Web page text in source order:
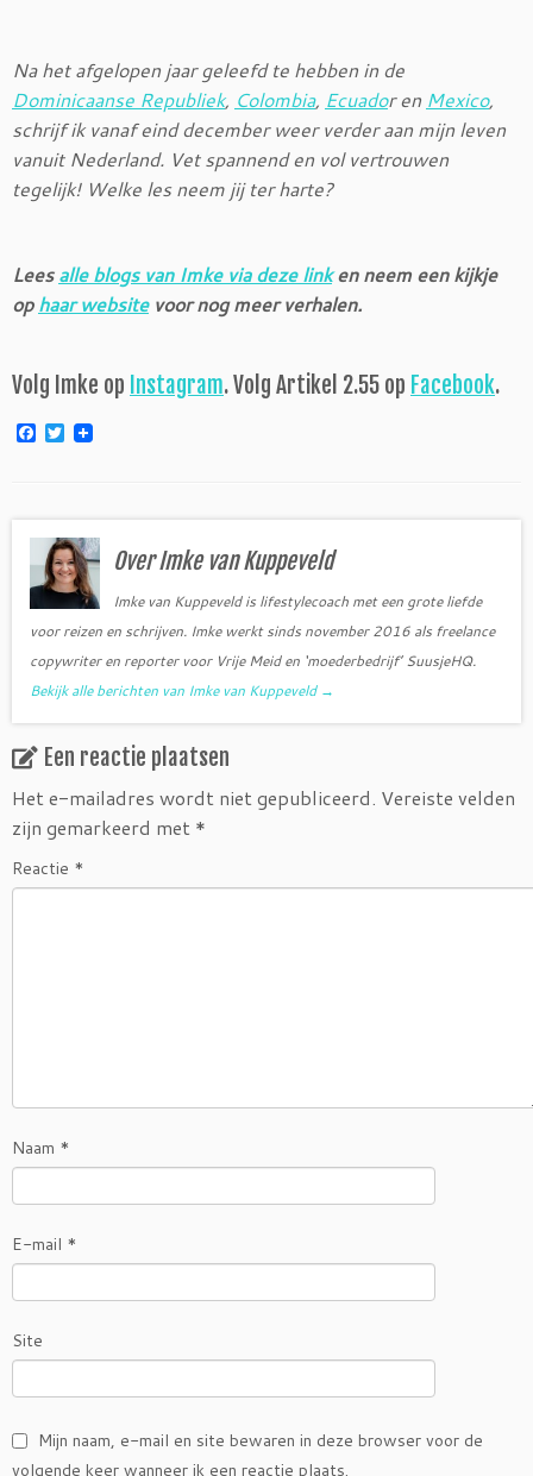
Na het afgelopen jaar geleefd te hebben in de
Dominicaanse Republiek, Colombia, Ecuador en Mexico,
schrijf ik vanaf eind december weer verder aan mijn leven
vanuit Nederland. Vet spannend en vol vertrouwen
tegelijk! Welke les neem jij ter harte?
Leesalle blogs van Imke via deze linken neem een kijkje
ophaar websitevoor nog meer verhalen.
Volg Imke op Instagram. Volg Artikel 2.55 op Facebook.
F
o
o
k
T
w
e
r
Over Imke van Kuppeveld
Imke van Kuppeveld is lifestylecoach met een grote liefde
voor reizen en schrijven. Imke werkt sinds november 2016 als freelance
copywriter en reporter voor Vrije Meid en ‘moederbedrijf’ SuusjeHQ.
Bekijk alle berichten van Imke van Kuppeveld →
Een reactie plaatsen
Het e-mailadres wordt niet gepubliceerd. Vereiste velden
zijn gemarkeerd met *
Reactie *
Naam *
E-mail *
Site
Mijn naam, e-mail en site bewaren in deze browser voor de
volgende keer wanneer ik een reactie plaats.